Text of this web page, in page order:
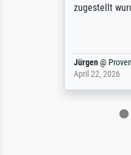
zugestellt wurde.
Jürgen@ProvenExpert
April 22, 2026